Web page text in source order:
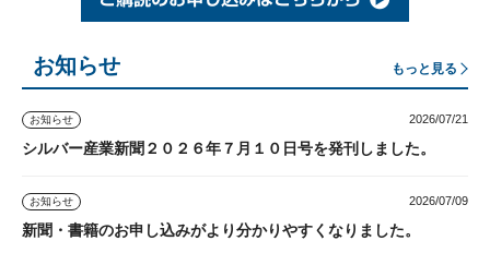
お知らせ もっと見る
お知らせ 2026/07/21
シルバー産業新聞２０２６年７月１０日号を発刊しました。
お知らせ 2026/07/09
新聞・書籍のお申し込みがより分かりやすくなりました。